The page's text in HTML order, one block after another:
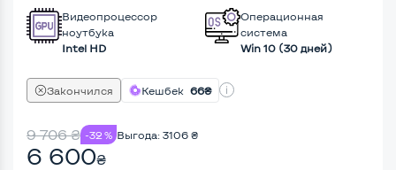
Видеопроцессор
ноутбука
Intel HD
Операционная
система
Win 10 (30 дней)
Закончился Кешбек 66₴
9 706₴ -32 % Выгода: 3106 ₴
6 600₴